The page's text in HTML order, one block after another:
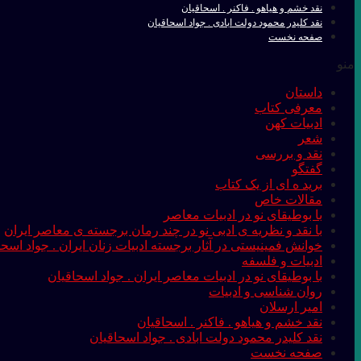
نقد خشم و هیاهو . فاکنر . اسحاقیان
نقد کلیدر محمود دولت ابادی . جواد اسحاقیان
صفحه نخست
منو
داستان
معرفی کتاب
ادبیات کهن
شعر
نقد و بررسی
گفتگو
برید ه ای از یک کتاب
مقالات خاص
با بوطیقای نو در ادبیات معاصر
با نقد و نظریه ی ادبی نو در چند رمان برجسته ی معاصر ایران
خوانش فمینیستی در آثار برجسته ادبیات زنان ایران . جواد
ادبیات و فلسفه
با بوطیقای نو در ادبیات معاصر ایران . جواد اسحاقیان
روان شناسی و ادبیات
امیر ارسلان
نقد خشم و هیاهو . فاکنر . اسحاقیان
نقد کلیدر محمود دولت ابادی . جواد اسحاقیان
صفحه نخست